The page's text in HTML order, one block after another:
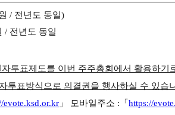
/ 전년도 동일)
/ 전년도 동일
투표제도를 이번 주주총회에서 활용하기
투표방식으로 의결권을 행사하실 수 있습
evote.ksd.or.kr 」 모바일주소 : 「https://